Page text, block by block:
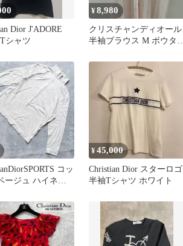
Dior J'ADORE
シャツ
¥8,980
クリスチャンディオール
半袖ブラウス M ボウタイ
コッ
ージュ ハイネッ
¥45,000
Christian Dior スターロゴ
半袖Tシャツ ホワイト